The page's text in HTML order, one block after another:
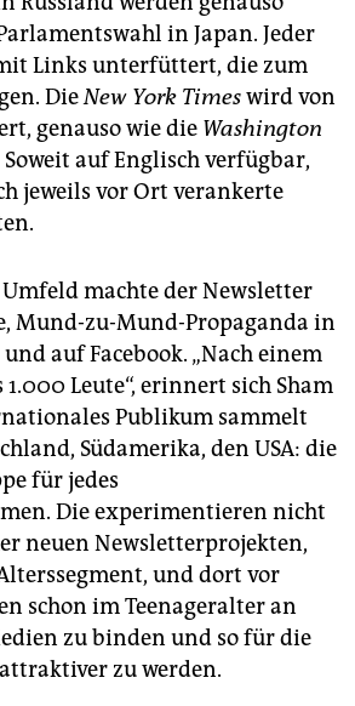
in Japan. Jeder
Links unterfüttert, die zum
DieNew York Timeswird von
genauso wie die Washington
Soweit auf Englisch verfügbar,
jeweils vor Ort verankerte
machte der Newsletter
Mund-zu-Mund-Propaganda in
auf Facebook. „Nach einem
Leute“, erinnert sich Sham
Publikum sammelt
Südamerika, den USA: die
für jedes
Die experimentieren nicht
neuen Newsletterprojekten,
und dort vor
schon im Teenageralter an
zu binden und so für die
zu werden.